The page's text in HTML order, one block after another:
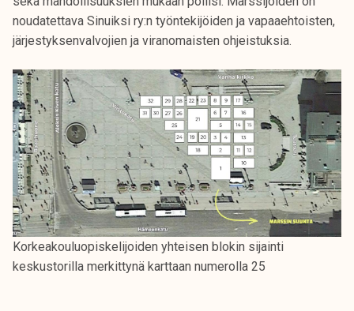
noudatettava Sinuiksi ry:n työntekijöiden ja vapaaehtoisten,
järjestyksenvalvojien ja viranomaisten ohjeistuksia.
Korkeakouluopiskelijoiden yhteisen blokin sijainti
keskustorilla merkittynä karttaan numerolla 25